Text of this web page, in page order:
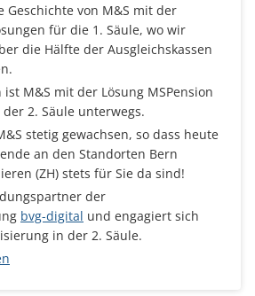
Geschichte von M&S mit der
für die 1. Säule, wo wir
die Hälfte der Ausgleichskassen
ist M&S mit der Lösung MSPension
2. Säule unterwegs.
stetig gewachsen, so dass heute
an den Standorten Bern
(ZH) stets für Sie da sind!
der
bvg-digital und engagiert sich
in der 2. Säule.